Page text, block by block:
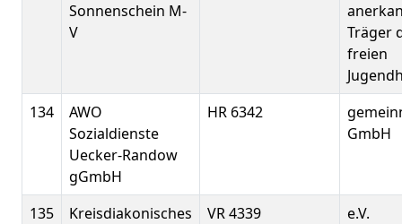
Sonnenschein M-
V
Träger
freien
134
AWO
Sozialdienste
Uecker-Randow
gGmbH
HR 6342
GmbH
135
Kreisdiakonisches
VR 4339 e.V.